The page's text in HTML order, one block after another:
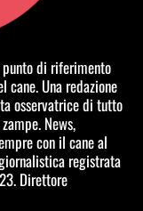
di riferimento
cane. Una redazione
osservatrice di tutto
News,
con il cane al
registrata
Direttore